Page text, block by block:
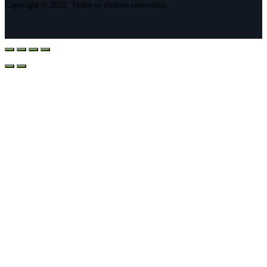
Copyright © 2022. Todos os direitos reservados.